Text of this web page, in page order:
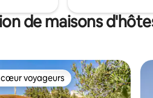
de maisons
cœur voyageurs
voyageurs